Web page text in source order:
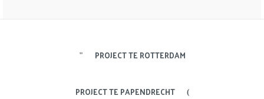
PROJECT TE ROTTERDAM
PROJECT TE PAPENDRECHT